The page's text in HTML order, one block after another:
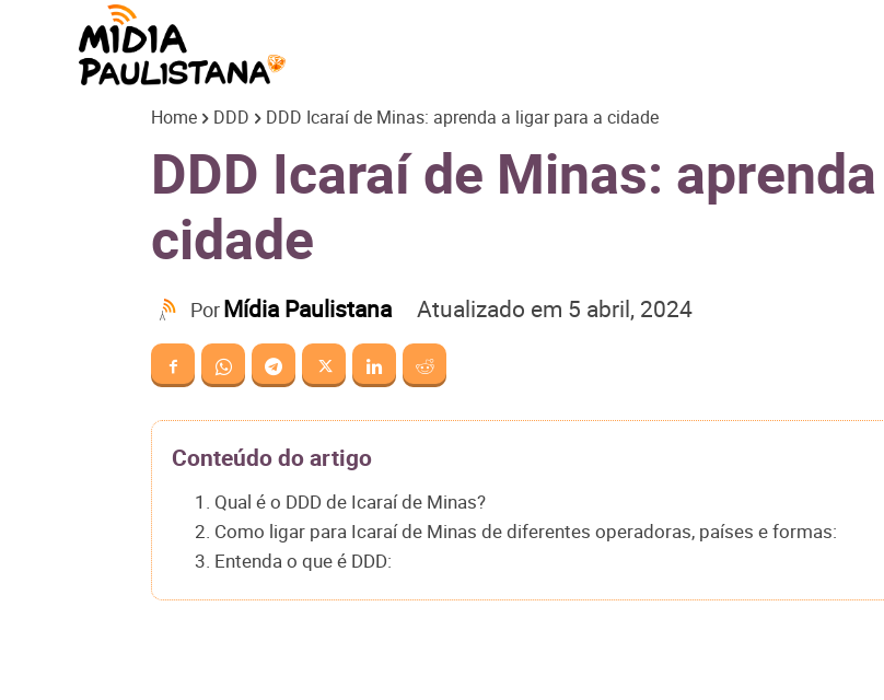
Paulistana
Home DDD DDD Icaraí de Minas: aprenda a ligar para a cidade
DDD Icaraí de Minas:
cidade
PorMídia Paulistana Atualizado em 5 abril, 2024
Conteúdo do artigo
1. Qual é o DDD de Icaraí de Minas?
2. Como ligar para Icaraí de Minas de diferentes operadoras, países e formas:
3. Entenda o que é DDD: